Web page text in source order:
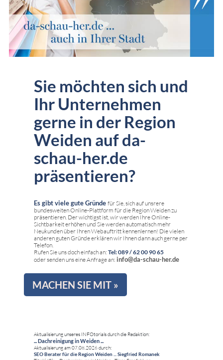
Sie möchten sich und
Ihr Unternehmen
gerne in der Region
Weiden auf da-
schau-her.de
präsentieren?
Es gibt viele gute Gründe für Sie, sich auf unsrere
bundesweiten Online-Plattform für die Region Weiden zu
präsentieren. Der wichtigst ist, wir werden Ihre Online-
Sichtbarkeit erhöhen und Sie werden automatisch mehr
Neukunden über Ihren Webauftritt kennenlernen! Die vielen
anderen guten Gründe erklären wir Ihnen dann auch gerne per
Telefon.
Rufen Sie uns doch einfach an: Tel: 089 / 62 00 90 65
oder senden uns eine Anfrage an: info@da-schau-her.de
MACHEN SIE MIT »
Aktualisierung unseres INFOtorials durch die Redaktion:
... Dachreinigung in Weiden ...
Aktualisierung am 07.08.2026 durch:
SEO Berater für die Region Weiden ... Siegfried Romanek